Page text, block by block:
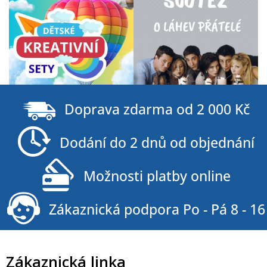
Zákaznická linka
Doprava zdarma od 2 000 Kč
Dodání do 2 dnů od objednání
Možnosti platby online
Zákaznická podpora Po - Pá 8 - 16